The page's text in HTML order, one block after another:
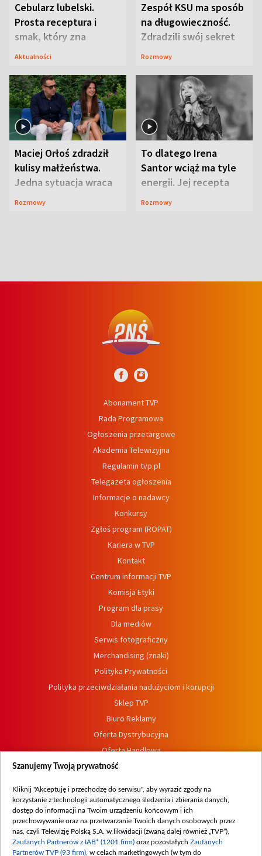
Cebularz lubelski.
Prosta receptura i
smak, który zna
Lubelszczyzna
Aktualności
Zespół KSU ma sposób
na długowieczność.
Zdradzili swój sekret
Rozmowy
Maciej Orłoś zdradził
kulisy małżeństwa.
Jedna sytuacja wraca
jak bumerang
Rozmowy
To dlatego Irena
Santor wciąż ma tyle
energii. Jej recepta
jest zaskakująco
Rozmowy
Abonament TVP
Rada Programowa
Ogłoszenia przetargowe
Akademia Telewizyjna
Regulamin tvp.pl
Telegazeta ogłoszenia
Informacje o nadawcy
Konkursy
Zgłoś program (ROPAT)
Kariera w TVP
Kontakt
Centrum informacji TVP
Komisja Etyki
Program dla prasy
Dla mediów
Serwis fotograficzny
Merchandising (znaki)
Polityka Prywatności
Polityka przeciwdziałania nadużyciom i korupcji
Sklep TVP
Biuro Reklamy
Oferta Dystrybucyjna
Oferta Handlowa
Dostępność
Procedura zgłoszeń wewnętrznych
Szanujemy Twoją prywatność
Kliknij "Akceptuję i przechodzę do serwisu", aby wyrazić zgody na
korzystanie z technologii automatycznego śledzenia i zbierania danych,
dostęp do informacji na Twoim urządzeniu końcowym i ich
przechowywanie oraz na przetwarzanie Twoich danych osobowych przez
nas, czyli Telewizję Polską S.A. w likwidacji (zwaną dalej również „TVP”),
Zaufanych Partnerów z IAB* (1201 firm) oraz pozostałych Zaufanych
Partnerów TVP (93 firm) , w celach marketingowych (w tym do